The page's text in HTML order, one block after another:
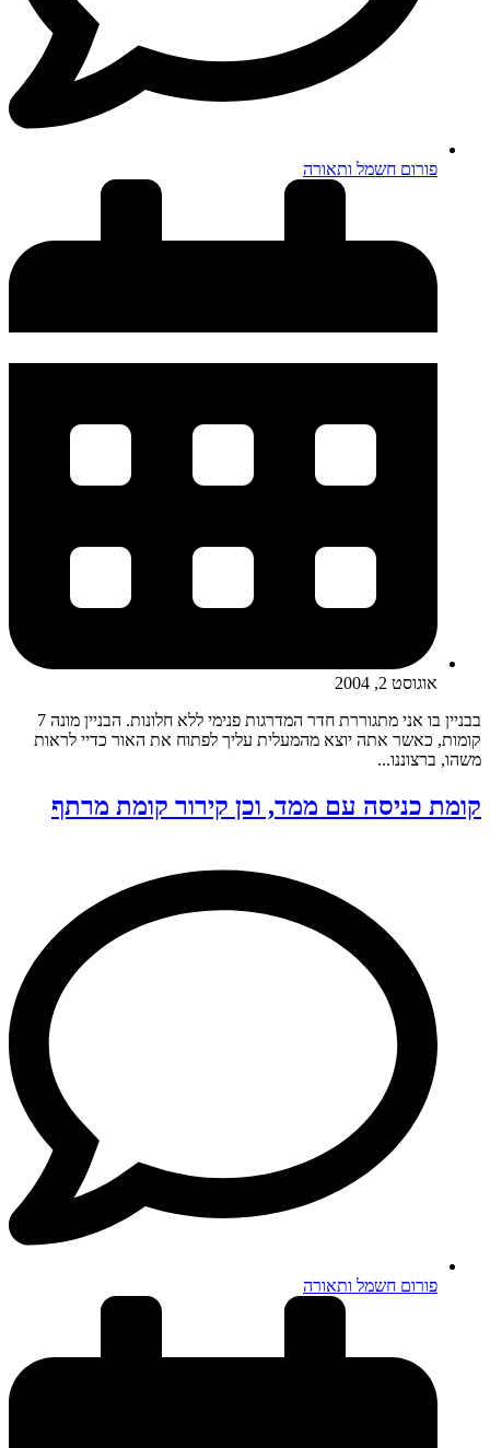
פורום חשמל ותאורה
אוגוסט 2, 2004
בבניין בו אני מתגוררת חדר המדרגות פנימי ללא חלונות. הבניין מונה 7
קומות, כאשר אתה יוצא מהמעלית עליך לפתוח את האור כדיי לראות
משהו, ברצוננו...
קומת כניסה עם ממד, וכן קירור קומת מרתף
פורום חשמל ותאורה